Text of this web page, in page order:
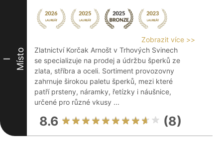
I Místo
Zobrazit více >>
Zlatnictví Korčak Arnošt v Trhových Svinech
se specializuje na prodej a údržbu šperků ze
zlata, stříbra a oceli. Sortiment provozovny
zahrnuje širokou paletu šperků, mezi které
patří prsteny, náramky, řetízky i náušnice,
určené pro různé vkusy ...
8.6 (8)